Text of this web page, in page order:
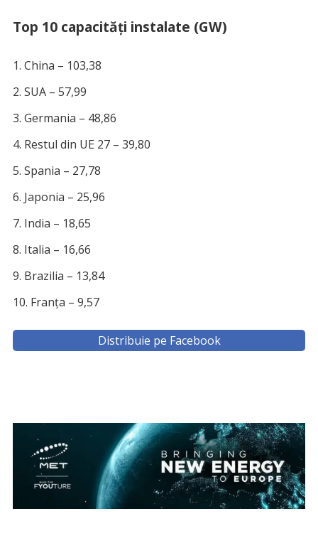
Top 10 capacități instalate (GW)
China – 103,38
SUA – 57,99
Germania – 48,86
Restul din UE 27 – 39,80
Spania – 27,78
Japonia – 25,96
India – 18,65
Italia – 16,66
Brazilia – 13,84
Franţa – 9,57
Distribuie pe Facebook